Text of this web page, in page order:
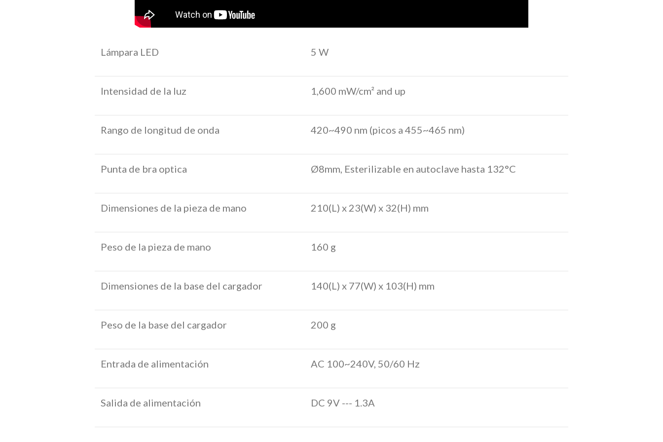
Lámpara LED 5 W
Intensidad de la luz 1,600 mW/cm² and up
Rango de longitud de onda 420~490 nm (picos a 455~465 nm)
Punta de bra optica Ø8mm, Esterilizable en autoclave hasta 132°C
Dimensiones de la pieza de mano 210(L) x 23(W) x 32(H) mm
Peso de la pieza de mano 160 g
Dimensiones de la base del cargador 140(L) x 77(W) x 103(H) mm
Peso de la base del cargador 200 g
Entrada de alimentación AC 100~240V, 50/60 Hz
Salida de alimentación DC 9V --- 1.3A